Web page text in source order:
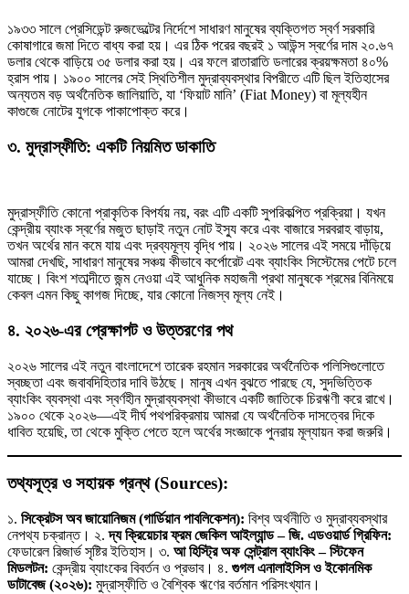
১৯৩৩ সালে প্রেসিডেন্ট রুজভেল্টের নির্দেশে সাধারণ মানুষের ব্যক্তিগত স্বর্ণ সরকারি
কোষাগারে জমা দিতে বাধ্য করা হয়। এর ঠিক পরের বছরই ১ আউন্স স্বর্ণের দাম ২০.৬৭
ডলার থেকে বাড়িয়ে ৩৫ ডলার করা হয়। এর ফলে রাতারাতি ডলারের ক্রয়ক্ষমতা ৪০%
হ্রাস পায়। ১৯০০ সালের সেই স্থিতিশীল মুদ্রাব্যবস্থার বিপরীতে এটি ছিল ইতিহাসের
অন্যতম বড় অর্থনৈতিক জালিয়াতি, যা ‘ফিয়াট মানি’ (Fiat Money) বা মূল্যহীন
কাগুজে নোটের যুগকে পাকাপোক্ত করে।
৩. মুদ্রাস্ফীতি: একটি নিয়মিত ডাকাতি
মুদ্রাস্ফীতি কোনো প্রাকৃতিক বিপর্যয় নয়, বরং এটি একটি সুপরিকল্পিত প্রক্রিয়া। যখন
কেন্দ্রীয় ব্যাংক স্বর্ণের মজুত ছাড়াই নতুন নোট ইস্যু করে এবং বাজারে সরবরাহ বাড়ায়,
তখন অর্থের মান কমে যায় এবং দ্রব্যমূল্য বৃদ্ধি পায়। ২০২৬ সালের এই সময়ে দাঁড়িয়ে
আমরা দেখছি, সাধারণ মানুষের সঞ্চয় কীভাবে কর্পোরেট এবং ব্যাংকিং সিস্টেমের পেটে চলে
যাচ্ছে। বিংশ শতাব্দীতে জন্ম নেওয়া এই আধুনিক মহাজনী প্রথা মানুষকে শ্রমের বিনিময়ে
কেবল এমন কিছু কাগজ দিচ্ছে, যার কোনো নিজস্ব মূল্য নেই।
৪. ২০২৬-এর প্রেক্ষাপট ও উত্তরণের পথ
২০২৬ সালের এই নতুন বাংলাদেশে তারেক রহমান সরকারের অর্থনৈতিক পলিসিগুলোতে
স্বচ্ছতা এবং জবাবদিহিতার দাবি উঠছে। মানুষ এখন বুঝতে পারছে যে, সুদভিত্তিক
ব্যাংকিং ব্যবস্থা এবং স্বর্ণহীন মুদ্রাব্যবস্থা কীভাবে একটি জাতিকে চিরঋণী করে রাখে।
১৯০০ থেকে ২০২৬—এই দীর্ঘ পথপরিক্রমায় আমরা যে অর্থনৈতিক দাসত্বের দিকে
ধাবিত হয়েছি, তা থেকে মুক্তি পেতে হলে অর্থের সংজ্ঞাকে পুনরায় মূল্যায়ন করা জরুরি।
তথ্যসূত্র ও সহায়ক গ্রন্থ (Sources):
১. সিক্রেটস অব জায়োনিজম (গার্ডিয়ান পাবলিকেশন): বিশ্ব অর্থনীতি ও মুদ্রাব্যবস্থার
নেপথ্য চক্রান্ত। ২.দ্য ক্রিয়েচার ফ্রম জেকিল আইল্যান্ড – জি. এডওয়ার্ড গ্রিফিন:
ফেডারেল রিজার্ভ সৃষ্টির ইতিহাস। ৩. আ হিস্ট্রি অফ সেন্ট্রাল ব্যাংকিং – স্টিফেন
মিডলটন: কেন্দ্রীয় ব্যাংকের বিবর্তন ও প্রভাব। ৪. গুগল এনালাইসিস ও ইকোনমিক
ডাটাবেজ (২০২৬): মুদ্রাস্ফীতি ও বৈশ্বিক ঋণের বর্তমান পরিসংখ্যান।